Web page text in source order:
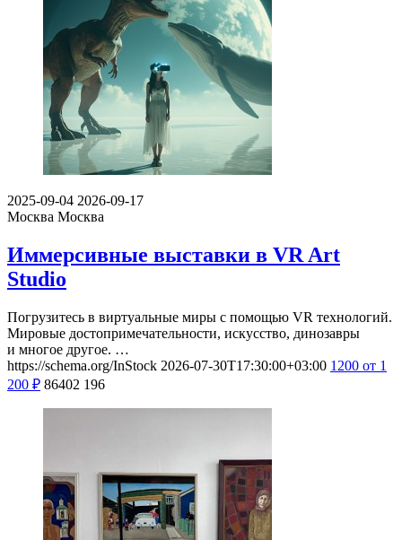
2025-09-04 2026-09-17
Москва Москва
Иммерсивные выставки в VR Art
Studio
Погрузитесь в виртуальные миры с помощью VR технологий.
Мировые достопримечательности, искусство, динозавры
и многое другое. …
https://schema.org/InStock 2026-07-30T17:30:00+03:00 1200 от 1
200 ₽ 86402 196